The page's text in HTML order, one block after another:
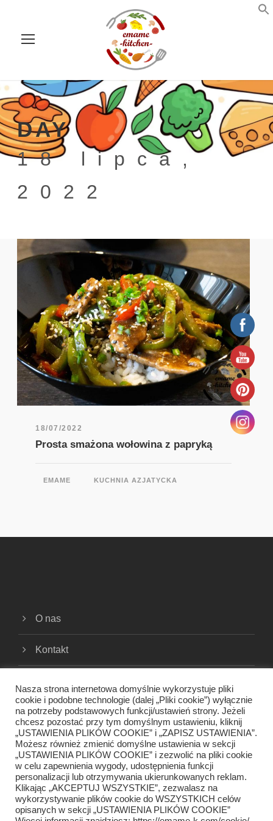
DAY
18 lipca,
2022
18/07/2022
Prosta smażona wołowina z papryką
EMAME KUCHNIA AZJATYCKA
O nas
Kontakt
Polityka prywatności
Regulamin
Nasza strona internetowa domyślnie wykorzystuje pliki
cookie i podobne technologie (dalej „Pliki cookie”) wyłącznie
na potrzeby podstawowych funkcji/ustawień strony. Jeżeli
chcesz pozostać przy tym domyślnym ustawieniu, kliknij
„USTAWIENIA PLIKÓW COOKIE” i „ZAPISZ USTAWIENIA”.
Możesz również zmienić domyślne ustawienia w sekcji
„USTAWIENIA PLIKÓW COOKIE” i zezwolić na pliki cookie
w celu zapewnienia wygody, udostępnienia funkcji
personalizacji lub otrzymywania ukierunkowanych reklam.
Klikając „AKCEPTUJ WSZYSTKIE”, zezwalasz na
wykorzystywanie plików cookie do WSZYSTKICH celów
opisanych w sekcji „USTAWIENIA PLIKÓW COOKIE”